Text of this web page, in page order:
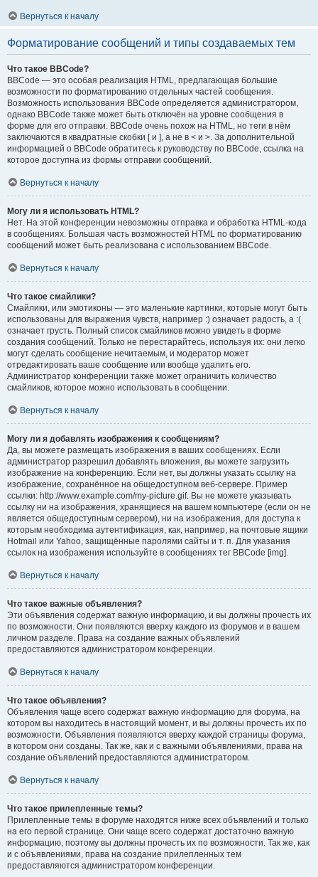
Вернуться к началу
Форматирование сообщений и типы создаваемых тем
Что такое BBCode?
BBCode — это особая реализация HTML, предлагающая большие
возможности по форматированию отдельных частей сообщения.
Возможность использования BBCode определяется администратором,
однако BBCode также может быть отключён на уровне сообщения в
форме для его отправки. BBCode очень похож на HTML, но теги в нём
заключаются в квадратные скобки [ и ], а не в < и >. За дополнительной
информацией о BBCode обратитесь к руководству по BBCode, ссылка на
которое доступна из формы отправки сообщений.
Вернуться к началу
Могу ли я использовать HTML?
Нет. На этой конференции невозможны отправка и обработка HTML-кода
в сообщениях. Большая часть возможностей HTML по форматированию
сообщений может быть реализована с использованием BBCode.
Вернуться к началу
Что такое смайлики?
Смайлики, или эмотиконы — это маленькие картинки, которые могут быть
использованы для выражения чувств, например :) означает радость, а :(
означает грусть. Полный список смайликов можно увидеть в форме
создания сообщений. Только не перестарайтесь, используя их: они легко
могут сделать сообщение нечитаемым, и модератор может
отредактировать ваше сообщение или вообще удалить его.
Администратор конференции также может ограничить количество
смайликов, которое можно использовать в сообщении.
Вернуться к началу
Могу ли я добавлять изображения к сообщениям?
Да, вы можете размещать изображения в ваших сообщениях. Если
администратор разрешил добавлять вложения, вы можете загрузить
изображение на конференцию. Если нет, вы должны указать ссылку на
изображение, сохранённое на общедоступном веб-сервере. Пример
ссылки: http://www.example.com/my-picture.gif. Вы не можете указывать
ссылку ни на изображения, хранящиеся на вашем компьютере (если он не
является общедоступным сервером), ни на изображения, для доступа к
которым необходима аутентификация, как, например, на почтовые ящики
Hotmail или Yahoo, защищённые паролями сайты и т. п. Для указания
ссылок на изображения используйте в сообщениях тег BBCode [img].
Вернуться к началу
Что такое важные объявления?
Эти объявления содержат важную информацию, и вы должны прочесть их
по возможности. Они появляются вверху каждого из форумов и в вашем
личном разделе. Права на создание важных объявлений
предоставляются администратором конференции.
Вернуться к началу
Что такое объявления?
Объявления чаще всего содержат важную информацию для форума, на
котором вы находитесь в настоящий момент, и вы должны прочесть их по
возможности. Объявления появляются вверху каждой страницы форума,
в котором они созданы. Так же, как и с важными объявлениями, права на
создание объявлений предоставляются администратором.
Вернуться к началу
Что такое прилепленные темы?
Прилепленные темы в форуме находятся ниже всех объявлений и только
на его первой странице. Они чаще всего содержат достаточно важную
информацию, поэтому вы должны прочесть их по возможности. Так же, как
и с объявлениями, права на создание прилепленных тем
предоставляются администратором конференции.